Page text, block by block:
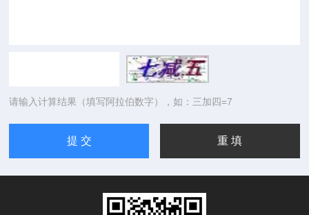
请输入计算结果（填写阿拉伯数字），如：三加四=7